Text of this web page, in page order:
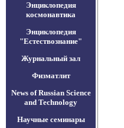
Энциклопедия
космонавтика
Энциклопедия
"Естествознание"
Журнальный зал
Физматлит
News of Russian Science
and Technology
Научные семинары